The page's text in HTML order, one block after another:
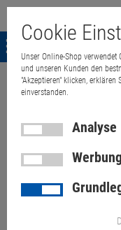
Menü
Weiter einkaufen
Apple iMac
i7 860 @
HDD/Glas
Cookie
Unser Online-Shop
und unseren Kunden den
"Akzeptieren" klicken,
einverstanden.
Analyse
Werbung